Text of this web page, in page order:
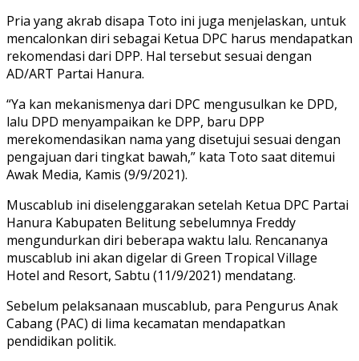
Pria yang akrab disapa Toto ini juga menjelaskan, untuk
mencalonkan diri sebagai Ketua DPC harus mendapatkan
rekomendasi dari DPP. Hal tersebut sesuai dengan
AD/ART Partai Hanura.
“Ya kan mekanismenya dari DPC mengusulkan ke DPD,
lalu DPD menyampaikan ke DPP, baru DPP
merekomendasikan nama yang disetujui sesuai dengan
pengajuan dari tingkat bawah,” kata Toto saat ditemui
Awak Media, Kamis (9/9/2021).
Muscablub ini diselenggarakan setelah Ketua DPC Partai
Hanura Kabupaten Belitung sebelumnya Freddy
mengundurkan diri beberapa waktu lalu. Rencananya
muscablub ini akan digelar di Green Tropical Village
Hotel and Resort, Sabtu (11/9/2021) mendatang.
Sebelum pelaksanaan muscablub, para Pengurus Anak
Cabang (PAC) di lima kecamatan mendapatkan
pendidikan politik.